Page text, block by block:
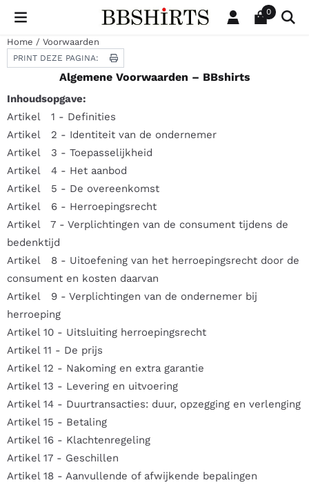
Cookievoorkeuren zijn beschikbaar. Kies instellingen of sta
0
Home / Voorwaarden
PRINT DEZE PAGINA:
Algemene Voorwaarden – BBshirts
Inhoudsopgave:
Artikel 1 - Definities
Artikel 2 - Identiteit van de ondernemer
Artikel 3 - Toepasselijkheid
Artikel 4 - Het aanbod
Artikel 5 - De overeenkomst
Artikel 6 - Herroepingsrecht
Artikel 7 - Verplichtingen van de consument tijdens de
bedenktijd
Artikel 8 - Uitoefening van het herroepingsrecht door de
consument en kosten daarvan
Artikel 9 - Verplichtingen van de ondernemer bij
herroeping
Artikel 10 - Uitsluiting herroepingsrecht
Artikel 11 - De prijs
Artikel 12 - Nakoming en extra garantie
Artikel 13 - Levering en uitvoering
Artikel 14 - Duurtransacties: duur, opzegging en verlenging
Artikel 15 - Betaling
Artikel 16 - Klachtenregeling
Artikel 17 - Geschillen
Artikel 18 - Aanvullende of afwijkende bepalingen